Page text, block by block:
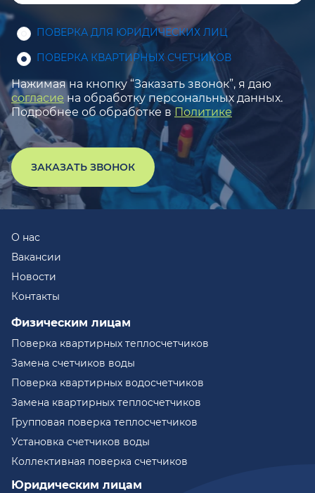
ПОВЕРКА ДЛЯ ЮРИДИЧЕСКИХ ЛИЦ
ПОВЕРКА КВАРТИРНЫХ СЧЕТЧИКОВ
Нажимая на кнопку “Заказать звонок”, я даю
согласие на обработку персональных данных.
Подробнее об обработке в Политике
ЗАКАЗАТЬ ЗВОНОК
О нас
Вакансии
Новости
Контакты
Физическим лицам
Поверка квартирных теплосчетчиков
Замена счетчиков воды
Поверка квартирных водосчетчиков
Замена квартирных теплосчетчиков
Групповая поверка теплосчетчиков
Установка счетчиков воды
Коллективная поверка счетчиков
Юридическим лицам